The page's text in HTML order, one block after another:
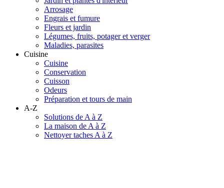
Arrosage
Engrais et fumure
Fleurs et jardin
Légumes, fruits, potager et verger
Maladies, parasites
Cuisine
Cuisine
Conservation
Cuisson
Odeurs
Préparation et tours de main
A-Z
Solutions de A à Z
La maison de A à Z
Nettoyer taches A à Z